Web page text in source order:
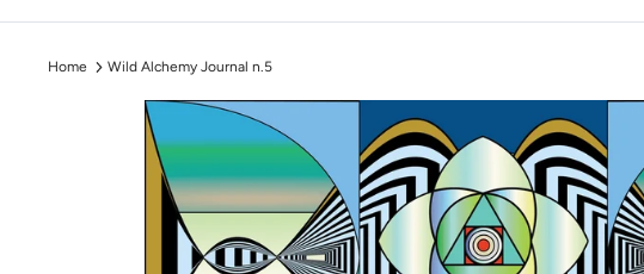
Home Wild Alchemy Journal n.5